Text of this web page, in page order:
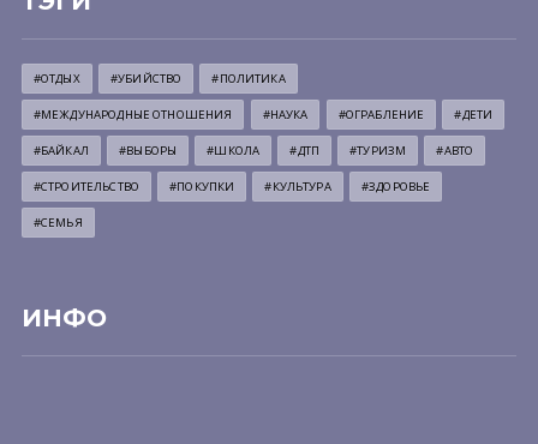
#ОТДЫХ #УБИЙСТВО #ПОЛИТИКА
#МЕЖДУНАРОДНЫЕ ОТНОШЕНИЯ #НАУКА #ОГРАБЛЕНИЕ #ДЕТИ
#БАЙКАЛ #ВЫБОРЫ #ШКОЛА #ДТП #ТУРИЗМ #АВТО
#СТРОИТЕЛЬСТВО #ПОКУПКИ #КУЛЬТУРА #ЗДОРОВЬЕ
#СЕМЬЯ
ИНФО